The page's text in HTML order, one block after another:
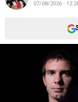
07/08/2026 -